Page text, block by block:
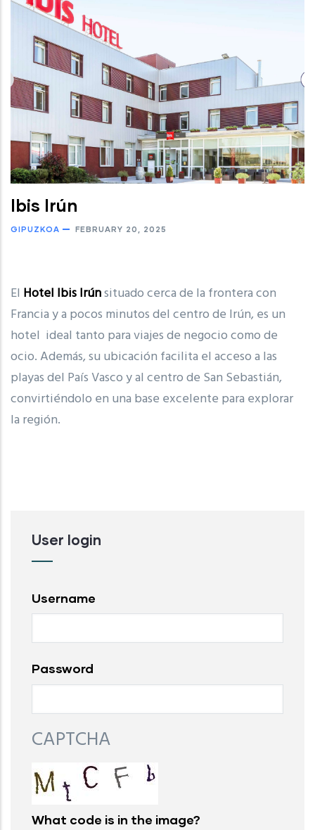
Ibis Irún
GIPUZKOA FEBRUARY 20, 2025
El Hotel Ibis Irúnsituado cerca de la frontera con
Francia y a pocos minutos del centro de Irún, es un
hotel ideal tanto para viajes de negocio como de
ocio. Además, su ubicación facilita el acceso a las
playas del País Vasco y al centro de San Sebastián,
convirtiéndolo en una base excelente para explorar
la región.
User login
Username
Password
CAPTCHA
What code is in the image?